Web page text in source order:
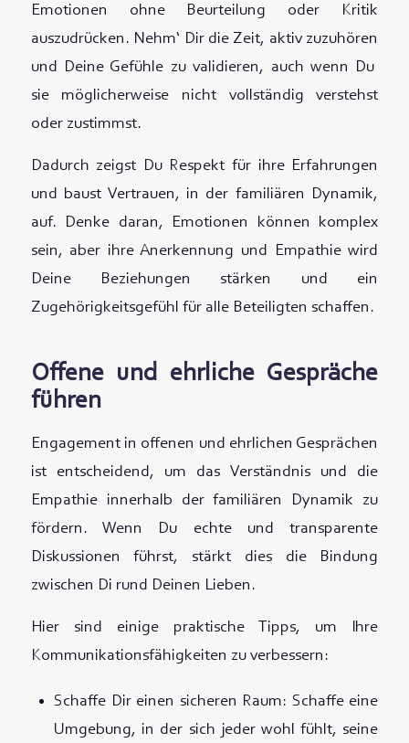
Emotionen ohne Beurteilung oder Kritik
auszudrücken. Nehm‘ Dir die Zeit, aktiv zuzuhören
und Deine Gefühle zu validieren, auch wenn Du
sie möglicherweise nicht vollständig verstehst
oder zustimmst.
Dadurch zeigst Du Respekt für ihre Erfahrungen
und baust Vertrauen, in der familiären Dynamik,
auf. Denke daran, Emotionen können komplex
sein, aber ihre Anerkennung und Empathie wird
Deine Beziehungen stärken und ein
Zugehörigkeitsgefühl für alle Beteiligten schaffen.
Offene und ehrliche Gespräche
führen
Engagement in offenen und ehrlichen Gesprächen
ist entscheidend, um das Verständnis und die
Empathie innerhalb der familiären Dynamik zu
fördern. Wenn Du echte und transparente
Diskussionen führst, stärkt dies die Bindung
zwischen Di rund Deinen Lieben.
Hier sind einige praktische Tipps, um Ihre
Kommunikationsfähigkeiten zu verbessern:
Schaffe Dir einen sicheren Raum: Schaffe eine
Umgebung, in der sich jeder wohl fühlt, seine